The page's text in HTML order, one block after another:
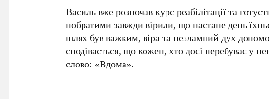
Василь вже розпочав курс реабілітації та
побратими завжди вірили, що настане день
шлях був важким, віра та незламний дух
сподівається, що кожен, хто досі перебуває у
слово: «Вдома».